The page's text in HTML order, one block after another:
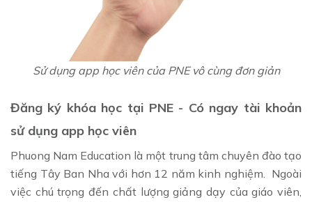
Sử dụng app học viên của PNE vô cùng đơn giản
Đăng ký khóa học tại PNE - Có ngay tài khoản
sử dụng app học viên
Phuong Nam Education là một trung tâm chuyên đào tạo
tiếng Tây Ban Nha với hơn 12 năm kinh nghiệm. Ngoài
việc chú trọng đến chất lượng giảng dạy của giáo viên,